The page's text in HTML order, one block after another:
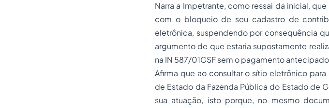
Narra a Impetrante, como ressai da inicial,
com o bloqueio de seu cadastro de
eletrônica, suspendendo por consequência
argumento de que estaria supostamente
na IN 587/01GSF sem o pagamento
Afirma que ao consultar o sítio eletrônico
de Estado da Fazenda Pública do Estado de
sua atuação, isto porque, no mesmo